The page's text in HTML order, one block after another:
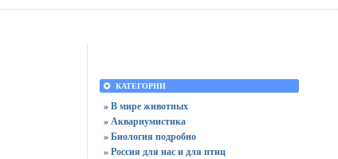
КАТЕГОРИИ
» В мире животных
» Аквариумистика
» Биология подробно
» Россия для нас и для птиц